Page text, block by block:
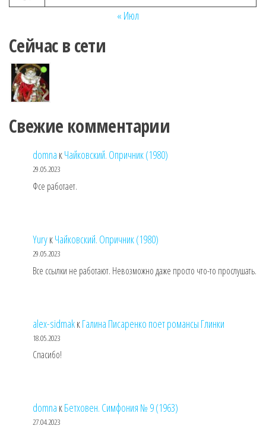
« Июл
Сейчас в сети
Свежие комментарии
domna кЧайковский. Опричник (1980)
29.05.2023
Фсе работает.
YuryкЧайковский. Опричник (1980)
29.05.2023
Все ссылки не работают. Невозможно даже просто что-то прослушать.
alex-sidmakкГалина Писаренко поет романсы Глинки
18.05.2023
Спасибо!
domna кБетховен. Симфония № 9 (1963)
27.04.2023